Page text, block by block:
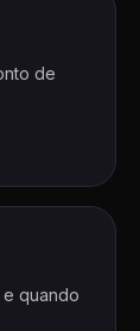
de
quando